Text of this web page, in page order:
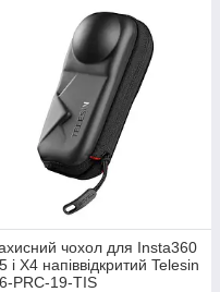
чохол для Insta360
і X4 напіввідкритий Telesin
PRC-19-TIS